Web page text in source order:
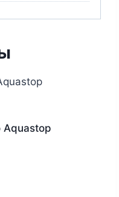
Aquastop